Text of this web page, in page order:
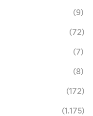
(9)
(72)
(7)
(8)
(172)
(1.175)